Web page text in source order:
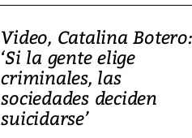
Video, Catalina Botero:
‘Si la gente elige
criminales, las
sociedades deciden
suicidarse’